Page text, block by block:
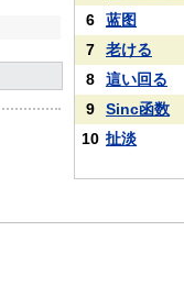
6
蓝图
7
老ける
8
這い回る
9
Sinc函数
10 扯淡